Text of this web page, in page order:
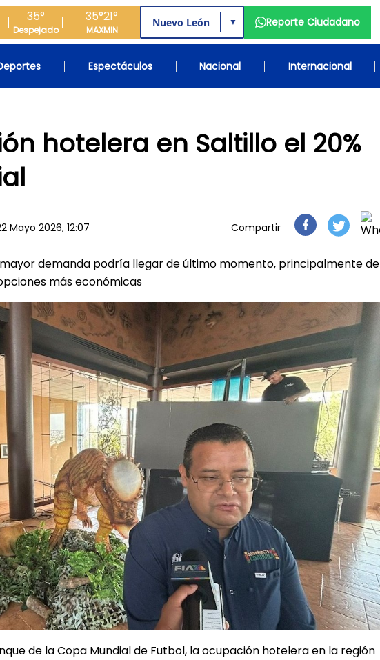
35°
Despejado
35°
MAX
21°
MIN
▼ Reporte Ciudadano
Espectáculos Nacional Internacional
hotelera en Saltillo el 20%
Mayo 2026, 12:07 Compartir
demanda podría llegar de último momento, principalmente de
más económicas
de la Copa Mundial de Futbol, la ocupación hotelera en la región